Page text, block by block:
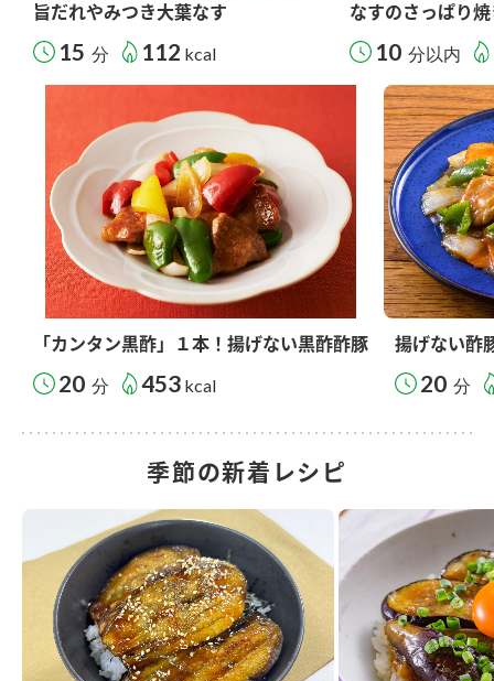
旨だれやみつき大葉なす
15 分 112 kcal
なすのさっぱり
10 分以内
「カンタン黒酢」１本！揚げない黒酢酢豚
20 分 453 kcal
揚げない酢
20 分
季節の新着レシピ